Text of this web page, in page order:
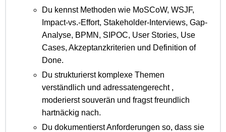
Du kennst Methoden wie MoSCoW, WSJF,
Impact-vs.-Effort, Stakeholder-Interviews, Gap-
Analyse, BPMN, SIPOC, User Stories, Use
Cases, Akzeptanzkriterien und Definition of
Done.
Du strukturierst komplexe Themen
verständlich und adressatengerecht ,
moderierst souverän und fragst freundlich
hartnäckig nach.
Du dokumentierst Anforderungen so, dass sie